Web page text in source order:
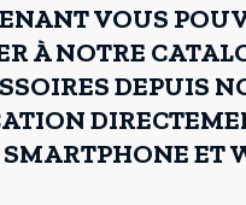
VOUS
À NOTRE
DEPUIS
ET